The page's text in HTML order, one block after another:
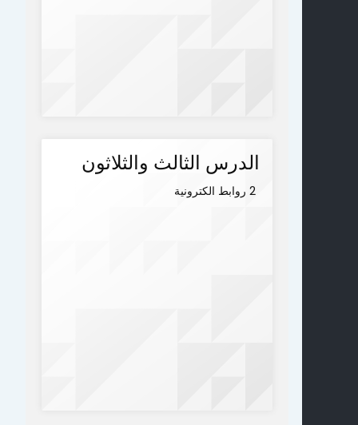
الدرس الثالث والثلاثون
2 روابط الكترونية